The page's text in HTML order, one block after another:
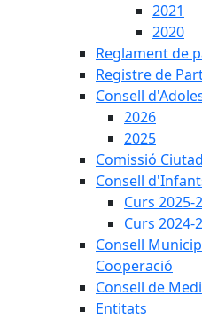
2021
2020
Reglament de
Registre de
Consell
2026
2025
Comissió
Consell
Curs 2025-
Curs 2024-
Consell
Cooperació
Consell de
Entitats